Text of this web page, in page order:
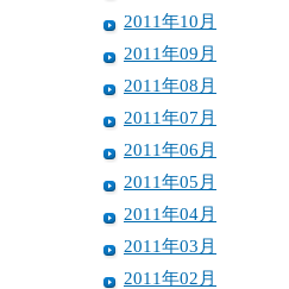
2011年10月
2011年09月
2011年08月
2011年07月
2011年06月
2011年05月
2011年04月
2011年03月
2011年02月